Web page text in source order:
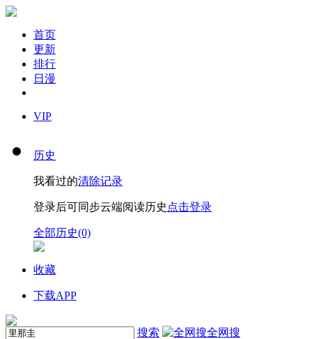
首页
更新
排行
日漫
VIP
历史
我看过的清除记录
登录后可同步云端阅读历史 点击登录
全部历史(0)
收藏
下载APP
搜索 全网搜